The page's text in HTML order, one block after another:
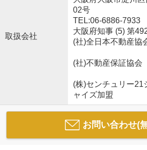
取扱会社
02号
TEL:06-6886-7933
大阪府知事 (5) 第
(社)全日本不動産協
(社)不動産保証協会
(株)センチュリー
ャイズ加盟
お問い合わせ(